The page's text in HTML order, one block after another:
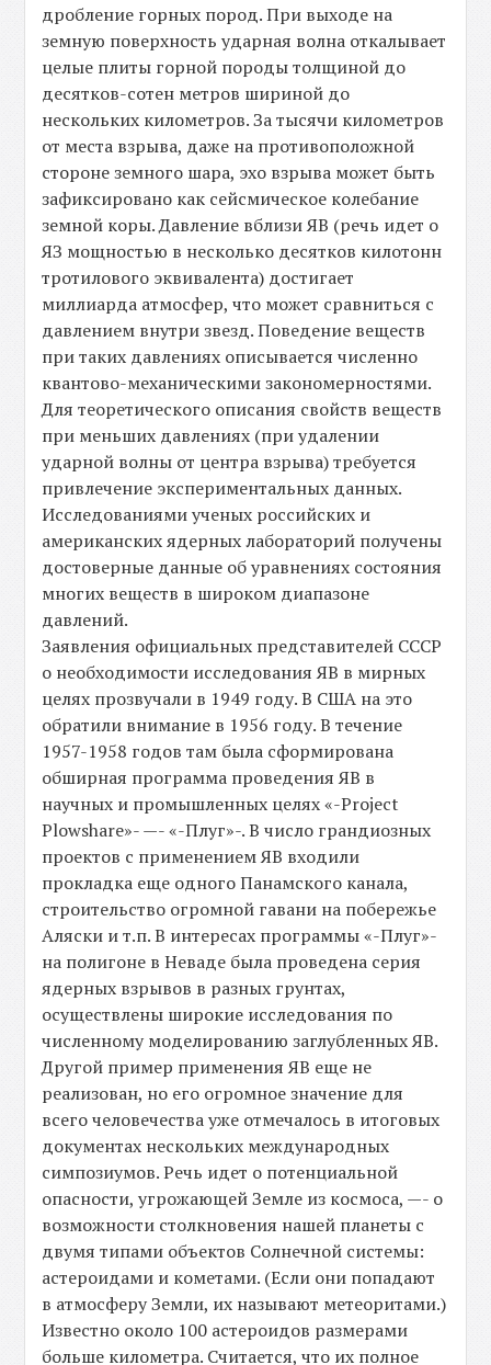
дробление горных пород. При выходе на
земную поверхность ударная волна откалывает
целые плиты горной породы толщиной до
десятков-сотен метров шириной до
нескольких километров. За тысячи километров
от места взрыва, даже на противоположной
стороне земного шара, эхо взрыва может быть
зафиксировано как сейсмическое колебание
земной коры. Давление вблизи ЯВ (речь идет о
ЯЗ мощностью в несколько десятков килотонн
тротилового эквивалента) достигает
миллиарда атмосфер, что может сравниться с
давлением внутри звезд. Поведение веществ
при таких давлениях описывается численно
квантово-механическими закономерностями.
Для теоретического описания свойств веществ
при меньших давлениях (при удалении
ударной волны от центра взрыва) требуется
привлечение экспериментальных данных.
Исследованиями ученых российских и
американских ядерных лабораторий получены
достоверные данные об уравнениях состояния
многих веществ в широком диапазоне
давлений.
Заявления официальных представителей СССР
о необходимости исследования ЯВ в мирных
целях прозвучали в 1949 году. В США на это
обратили внимание в 1956 году. В течение
1957-1958 годов там была сформирована
обширная программа проведения ЯВ в
научных и промышленных целях «-Project
Plowshare»- —- «-Плуг»-. В число грандиозных
проектов с применением ЯВ входили
прокладка еще одного Панамского канала,
строительство огромной гавани на побережье
Аляски и т.п. В интересах программы «-Плуг»-
на полигоне в Неваде была проведена серия
ядерных взрывов в разных грунтах,
осуществлены широкие исследования по
численному моделированию заглубленных ЯВ.
Другой пример применения ЯВ еще не
реализован, но его огромное значение для
всего человечества уже отмечалось в итоговых
документах нескольких международных
симпозиумов. Речь идет о потенциальной
опасности, угрожающей Земле из космоса, —- о
возможности столкновения нашей планеты с
двумя типами объектов Солнечной системы:
астероидами и кометами. (Если они попадают
в атмосферу Земли, их называют метеоритами.)
Известно около 100 астероидов размерами
больше километра. Считается, что их полное